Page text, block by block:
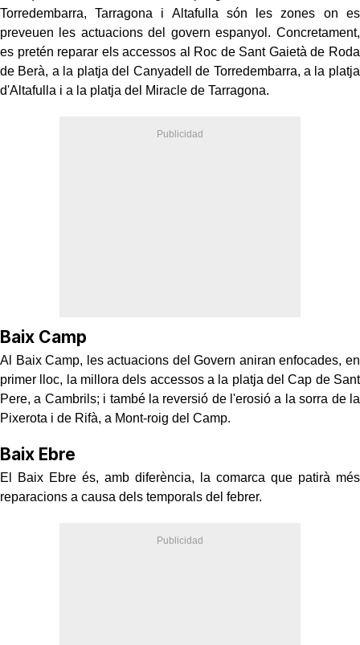
Torredembarra, Tarragona i Altafulla són les zones on es
preveuen les actuacions del govern espanyol. Concretament,
es pretén reparar els accessos al Roc de Sant Gaietà de Roda
de Berà, a la platja del Canyadell de Torredembarra, a la platja
d'Altafulla i a la platja del Miracle de Tarragona.
Baix Camp
Al Baix Camp, les actuacions del Govern aniran enfocades, en
primer lloc, la millora dels accessos a la platja del Cap de Sant
Pere, a Cambrils; i també la reversió de l'erosió a la sorra de la
Pixerota i de Rifà, a Mont-roig del Camp.
Baix Ebre
El Baix Ebre és, amb diferència, la comarca que patirà més
reparacions a causa dels temporals del febrer.